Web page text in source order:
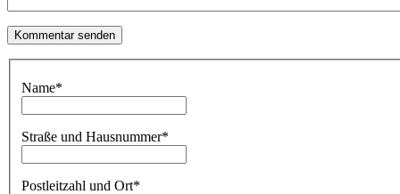
Name*
Straße und Hausnummer*
Postleitzahl und Ort*